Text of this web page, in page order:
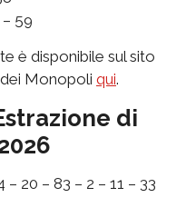
– 59
è disponibile sul sito
Monopoli qui.
di
– 20 – 83 – 2 – 11 – 33